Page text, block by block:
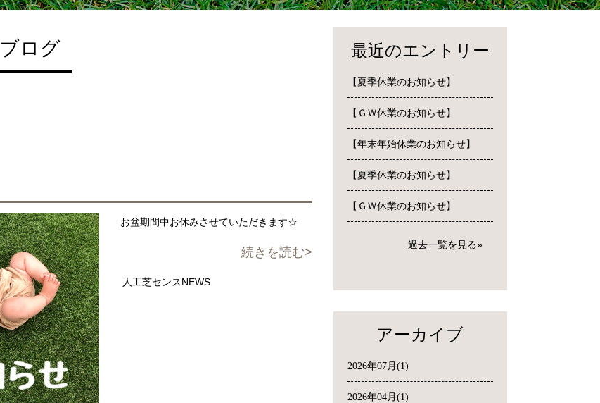
ブログ
お盆期間中お休みさせていただきます☆
続きを読む
人工芝センスNEWS
最近のエントリー
【夏季休業のお知らせ】
【ＧＷ休業のお知らせ】
【年末年始休業のお知らせ】
【夏季休業のお知らせ】
【ＧＷ休業のお知らせ】
過去一覧を見る
アーカイブ
2026年07月(1)
2026年04月(1)